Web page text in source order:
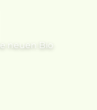
neuen Bio